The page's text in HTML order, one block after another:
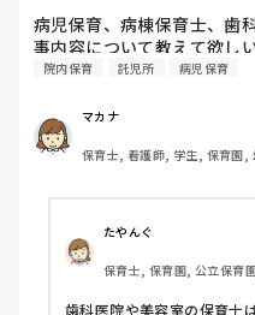
病児保育、病棟保育士、歯
院内保育 託児所 病児保育
マカナ
保育士, 看護師, 学生, 保育園,
小規模認可保育園
たやんぐ
保育士, 保育園, 公立保育
歯科医院や美容室の保育士